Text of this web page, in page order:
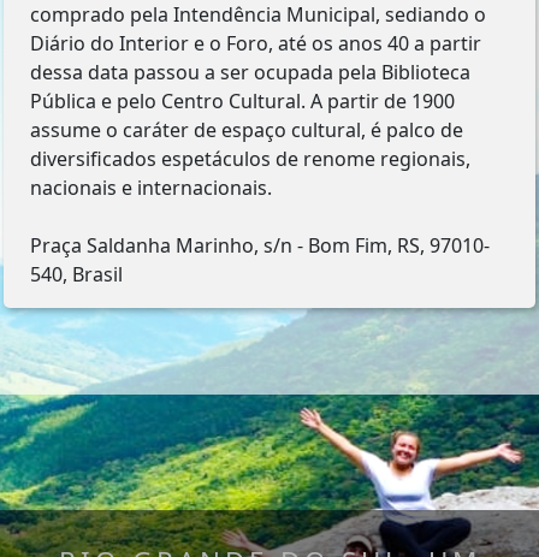
comprado pela Intendência Municipal, sediando o
Diário do Interior e o Foro, até os anos 40 a partir
dessa data passou a ser ocupada pela Biblioteca
Pública e pelo Centro Cultural. A partir de 1900
assume o caráter de espaço cultural, é palco de
diversificados espetáculos de renome regionais,
nacionais e internacionais.
Praça Saldanha Marinho, s/n - Bom Fim, RS, 97010-
540, Brasil